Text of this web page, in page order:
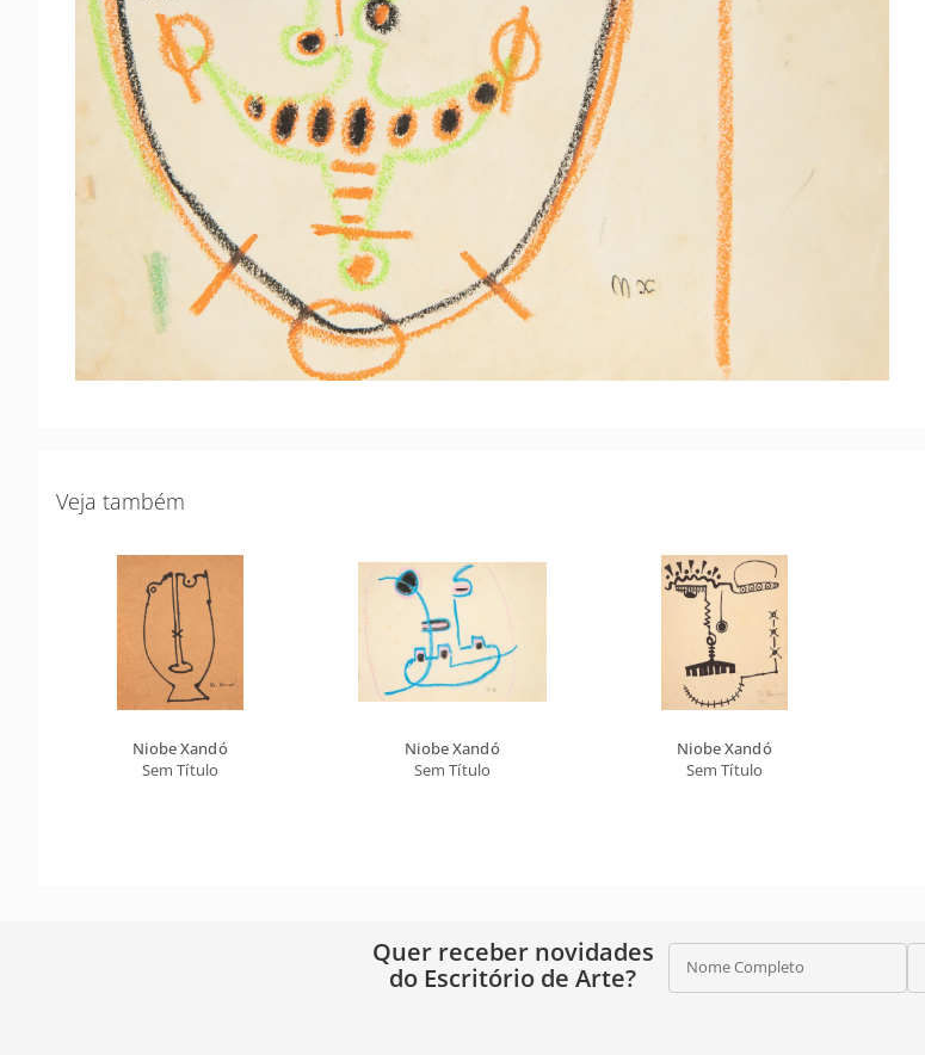
Veja também
Niobe Xandó
Sem Título
Niobe Xandó
Sem Título
Niobe Xandó
Sem Título
Quer receber novidades
do Escritório de Arte?
Nome Completo